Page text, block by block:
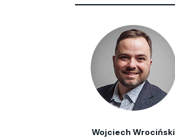
Wojciech Wrociński